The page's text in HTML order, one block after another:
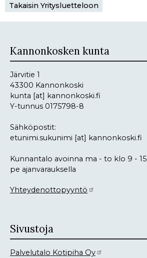
Takaisin Yritysluetteloon
Kannonkosken kunta
Järvitie 1
43300 Kannonkoski
kunta [at] kannonkoski.fi
Y-tunnus 0175798-8
Sähköpostit:
etunimi.sukunimi [at] kannonkoski.fi
Kunnantalo avoinna ma - to klo 9 - 15
pe ajanvarauksella
Yhteydenottopyyntö
Sivustoja
Palvelutalo Kotipiha Oy